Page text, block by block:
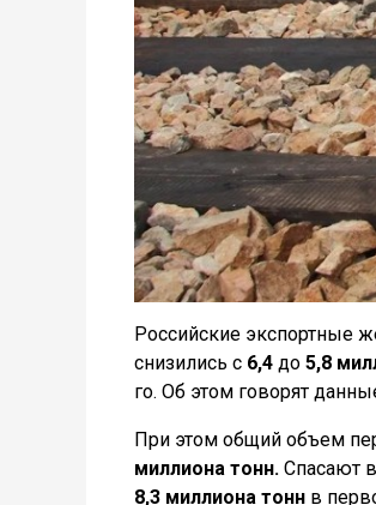
Российские экспортные
снизились с 6,4 до 5,8
го. Об этом говорят
При этом общий объем
миллиона тонн. Спасают
8,3 миллиона тонн в